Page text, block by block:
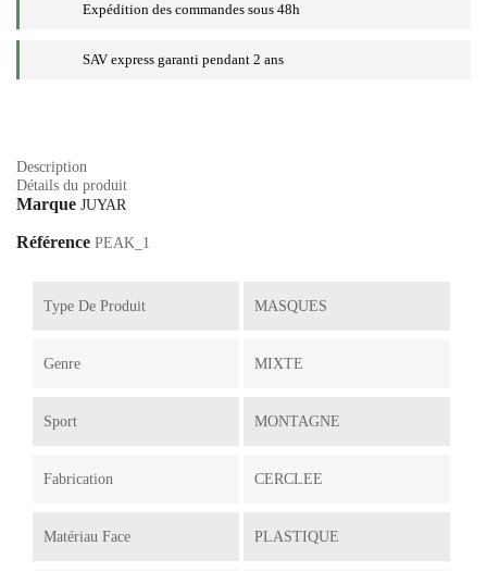
Expédition des commandes sous 48h
SAV express garanti pendant 2 ans
Description
Détails du produit
Marque JUYAR
Référence PEAK_1
Type De Produit MASQUES
Genre MIXTE
Sport MONTAGNE
Fabrication CERCLEE
Matériau Face PLASTIQUE